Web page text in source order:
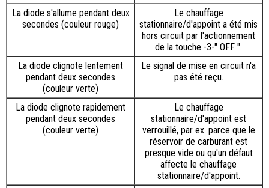
La diode s'allume pendant deux
secondes (couleur rouge)
Le chauffage
stationnaire/d'appoint a été mis
hors circuit par l'actionnement
de la touche -3-" OFF ".
La diode clignote lentement
pendant deux secondes
(couleur verte)
Le signal de mise en circuit n'a
pas été reçu.
La diode clignote rapidement
pendant deux secondes
(couleur verte)
Le chauffage
stationnaire/d'appoint est
verrouillé, par ex. parce que le
réservoir de carburant est
presque vide ou qu'un défaut
affecte le chauffage
stationnaire/d'appoint.